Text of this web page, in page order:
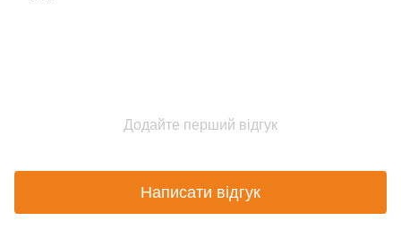
Додайте перший відгук
Написати відгук